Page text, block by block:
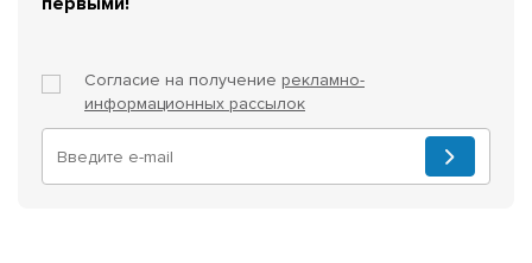
Согласие на получение рекламно-
информационных рассылок